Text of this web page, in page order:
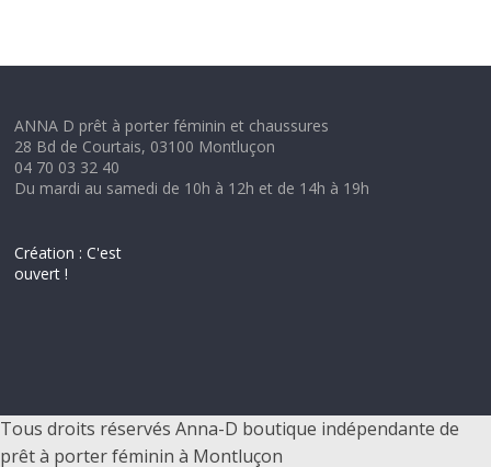
ANNA D prêt à porter féminin et chaussures
28 Bd de Courtais, 03100 Montluçon
04 70 03 32 40
Du mardi au samedi de 10h à 12h et de 14h à 19h
Création : C'est
ouvert !
Tous droits réservés Anna-D boutique indépendante de
prêt à porter féminin à Montluçon